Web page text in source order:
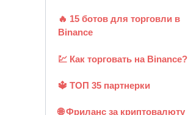
🔥 15 ботов для торговли в
Binance
💹 Как торговать на Binance?
🔱 ТОП 35 партнерки
🌐 Фриланс за криптовалюту